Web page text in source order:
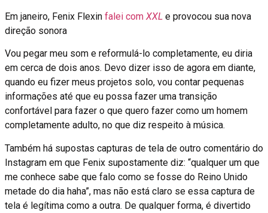
Em janeiro, Fenix ​​Flexin falei com XXL e provocou sua nova
direção sonora
Vou pegar meu som e reformulá-lo completamente, eu diria
em cerca de dois anos. Devo dizer isso de agora em diante,
quando eu fizer meus projetos solo, vou contar pequenas
informações até que eu possa fazer uma transição
confortável para fazer o que quero fazer como um homem
completamente adulto, no que diz respeito à música.
Também há supostas capturas de tela de outro comentário do
Instagram em que Fenix ​​​​supostamente diz: “qualquer um que
me conhece sabe que falo como se fosse do Reino Unido
metade do dia haha”, mas não está claro se essa captura de
tela é legítima como a outra. De qualquer forma, é divertido